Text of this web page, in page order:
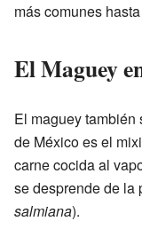
más comunes
El Maguey
El maguey
de México es el
carne cocida al
se desprende de la
salmiana).